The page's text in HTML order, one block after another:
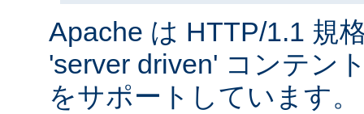
Apache は HTTP/1.1 規
'server driven' コンテン
をサポートしています